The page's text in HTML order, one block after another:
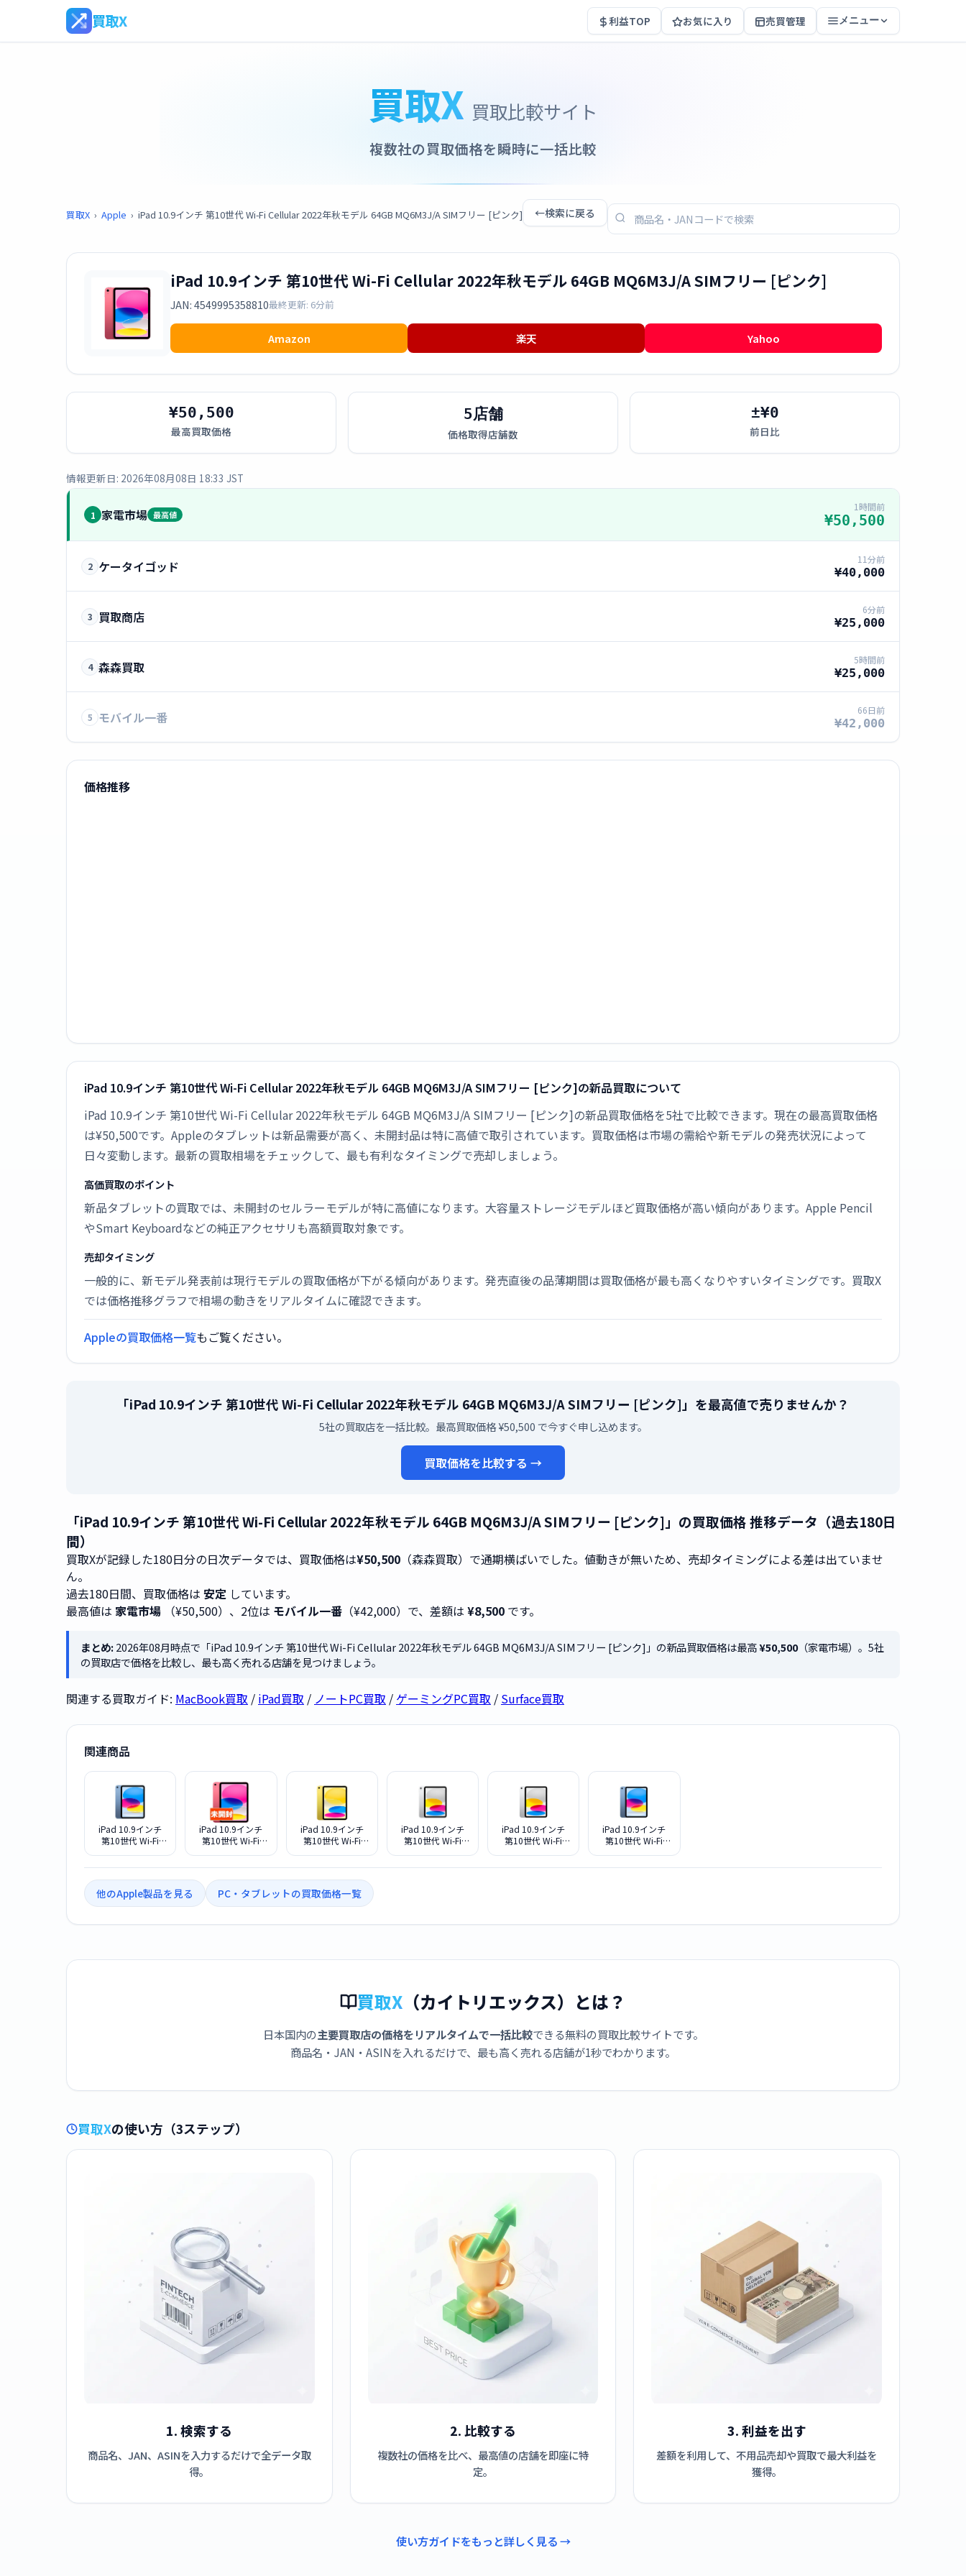
買取X 利益TOP お気に入り 売買管理 メニュー
買取X 買取比較サイト
複数社の買取価格を瞬時に一括比較
買取X › Apple › iPad 10.9インチ 第10世代 Wi-Fi Cellular 2022年秋モデル 64GB MQ6M3J/A SIMフリー [ピンク] ←検索に戻る
iPad 10.9インチ 第10世代 Wi-Fi Cellular 2022年秋モデル 64GB MQ6M3J/A SIMフリー [ピンク]
JAN: 4549995358810最終更新: 6分前
Amazon 楽天 Yahoo
¥50,500
最高買取価格
5店舗
価格取得店舗数
±¥0
前日比
情報更新日: 2026年08月08日 18:33 JST
1 家電市場 最高値
1時間前
¥50,500
2 ケータイゴッド 11分前
¥40,000
3 買取商店 6分前
¥25,000
4 森森買取 5時間前
¥25,000
5 モバイル一番 66日前
¥42,000
価格推移
iPad 10.9インチ 第10世代 Wi-Fi Cellular 2022年秋モデル 64GB MQ6M3J/A SIMフリー [ピンク]の新品買取について
iPad 10.9インチ 第10世代 Wi-Fi Cellular 2022年秋モデル 64GB MQ6M3J/A SIMフリー [ピンク]の新品買取価格を5社で比較できます。現在の最高買取価格
は¥50,500です。Appleのタブレットは新品需要が高く、未開封品は特に高値で取引されています。買取価格は市場の需給や新モデルの発売状況によって
日々変動します。最新の買取相場をチェックして、最も有利なタイミングで売却しましょう。
高価買取のポイント
新品タブレットの買取では、未開封のセルラーモデルが特に高値になります。大容量ストレージモデルほど買取価格が高い傾向があります。Apple Pencil
やSmart Keyboardなどの純正アクセサリも高額買取対象です。
売却タイミング
一般的に、新モデル発表前は現行モデルの買取価格が下がる傾向があります。発売直後の品薄期間は買取価格が最も高くなりやすいタイミングです。買取X
では価格推移グラフで相場の動きをリアルタイムに確認できます。
Appleの買取価格一覧もご覧ください。
「iPad 10.9インチ 第10世代 Wi-Fi Cellular 2022年秋モデル 64GB MQ6M3J/A SIMフリー [ピンク]」を最高値で売りませんか？
5社の買取店を一括比較。最高買取価格 ¥50,500 で今すぐ申し込めます。
買取価格を比較する →
「iPad 10.9インチ 第10世代 Wi-Fi Cellular 2022年秋モデル 64GB MQ6M3J/A SIMフリー [ピンク]」の買取価格 推移データ（過去180日
間）
買取Xが記録した180日分の日次データでは、買取価格は¥50,500 （森森買取）で通期横ばいでした。値動きが無いため、売却タイミングによる差は出ていませ
ん。
過去180日間、買取価格は 安定 しています。
最高値は 家電市場 （¥50,500）、2位は モバイル一番 （¥42,000）で、差額は ¥8,500 です。
まとめ:2026年08月時点で「iPad 10.9インチ 第10世代 Wi-Fi Cellular 2022年秋モデル 64GB MQ6M3J/A SIMフリー [ピンク]」の新品買取価格は最高¥50,500（家電市場）。5社
の買取店で価格を比較し、最も高く売れる店舗を見つけましょう。
関連する買取ガイド: MacBook買取 / iPad買取 / ノートPC買取 / ゲーミングPC買取 / Surface買取
関連商品
iPad 10.9インチ
第10世代 Wi-Fi
リー [ブルー]
iPad 10.9インチ
第10世代 Wi-Fi
リー [ピンク]
iPad 10.9インチ
第10世代 Wi-Fi
ー [イエロー]
iPad 10.9インチ
第10世代 Wi-Fi
iPad 10.9インチ
第10世代 Wi-Fi
iPad 10.9インチ
第10世代 Wi-Fi
他のApple製品を見る PC・タブレットの買取価格一覧
買取X （カイトリエックス）とは？
日本国内の主要買取店の価格をリアルタイムで一括比較できる無料の買取比較サイトです。
商品名・JAN・ASINを入れるだけで、最も高く売れる店舗が1秒でわかります。
買取Xの使い方（3ステップ）
1. 検索する
商品名、JAN、ASINを入力するだけで全データ取
得。
2. 比較する
複数社の価格を比べ、最高値の店舗を即座に特
定。
3. 利益を出す
差額を利用して、不用品売却や買取で最大利益を
獲得。
使い方ガイドをもっと詳しく見る →